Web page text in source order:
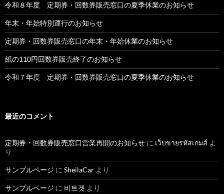
令和８年度 定期券・回数券販売窓口の夏季休業のお知らせ
年末・年始特別運行のお知らせ
定期券・回数券販売窓口の年末・年始休業のお知らせ
紙の110円回数券販売終了のお知らせ
令和７年度 定期券・回数券販売窓口の夏季休業のお知らせ
最近のコメント
定期券・回数券販売窓口営業再開のお知らせ に เว็บขายรหัสเกมส์ よ
り
サンプルページ に SheilaCar より
サンプルページ に 비트겟 より